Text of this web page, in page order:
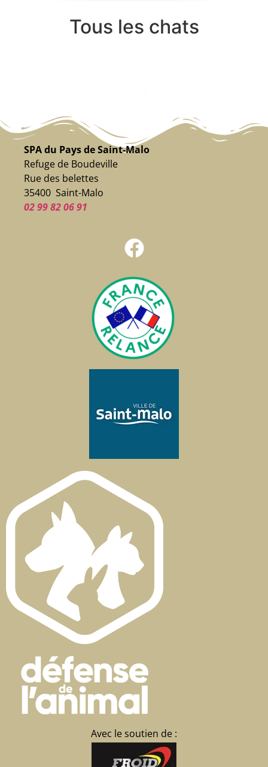
Tous les chats
SPA du Pays de Saint-Malo
Refuge de Boudeville
Rue des belettes
35400 Saint-Malo
02 99 82 06 91
Avec le soutien de :